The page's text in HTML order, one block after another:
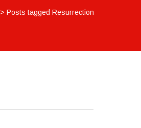
>Posts tagged Resurrection